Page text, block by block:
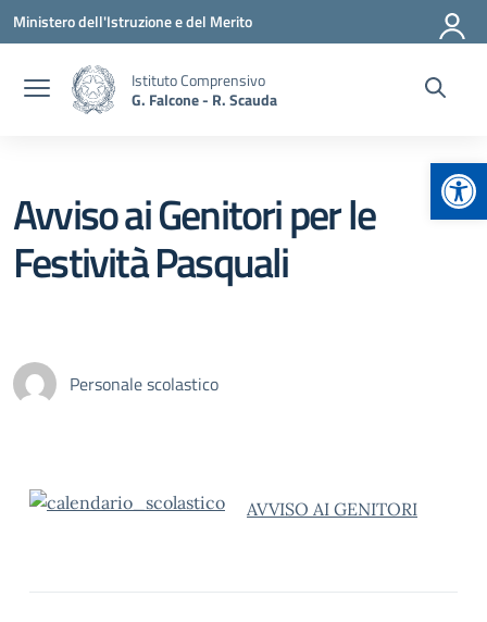
Vai ai contenuti
Vai al menu di navigazione
Vai al footer
Ministero dell'Istruzione e del Merito
Istituto Comprensivo
G. Falcone - R. Scauda
Avviso ai Genitori per le
Festività Pasquali
Personale scolastico
AVVISO AI GENITORI